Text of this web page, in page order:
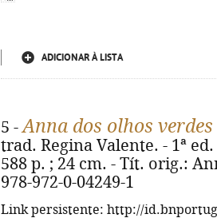
ADICIONAR À LISTA
5 -Anna dos olhos verdes
trad. Regina Valente. - 1ª
588 p. ; 24 cm. - Tít. orig.:
978-972-0-04249-1
Link persistente: http://